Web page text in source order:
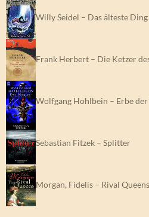
Willy Seidel – Das älteste
Frank Herbert – Die Ketzer
Wolfgang Hohlbein – Erbe
Sebastian Fitzek – Splitter
Morgan, Fidelis – Rival